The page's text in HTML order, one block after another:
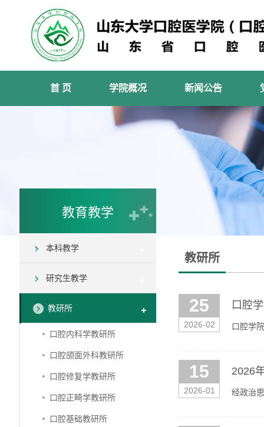
首 页 学院概况 新闻公告
教育教学
本科教学
研究生教学
教研所
口腔内科学教研所
口腔颌面外科教研所
口腔修复学教研所
口腔正畸学教研所
口腔基础教研所
教研所
25
2026-02
口腔
口腔学
15
2026-01
2026
经政治